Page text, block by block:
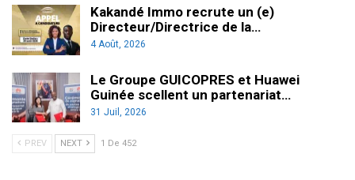
Kakandé Immo recrute un (e)
Directeur/Directrice de la…
4 Août, 2026
Le Groupe GUICOPRES et Huawei
Guinée scellent un partenariat…
31 Juil, 2026
PREV NEXT 1 De 452